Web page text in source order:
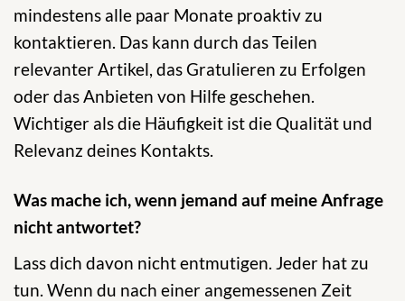
mindestens alle paar Monate proaktiv zu
kontaktieren. Das kann durch das Teilen
relevanter Artikel, das Gratulieren zu Erfolgen
oder das Anbieten von Hilfe geschehen.
Wichtiger als die Häufigkeit ist die Qualität und
Relevanz deines Kontakts.
Was mache ich, wenn jemand auf meine Anfrage
nicht antwortet?
Lass dich davon nicht entmutigen. Jeder hat zu
tun. Wenn du nach einer angemessenen Zeit